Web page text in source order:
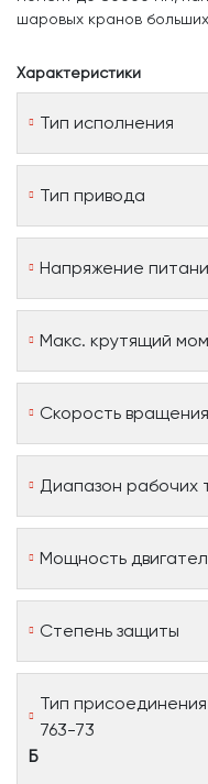
шаровых кранов
Характеристики
Тип исполнения
Тип привода
Напряжение
Макс. крутящий
Скорость
Диапазон рабочих
Мощность
Степень защиты
Тип
763-73
Б